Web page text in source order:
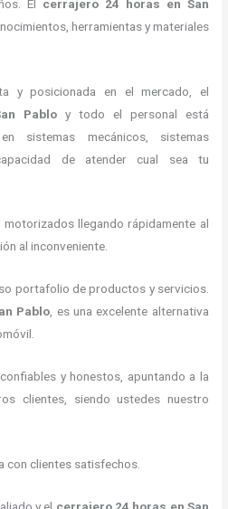
El cerrajero 24 horas en San
herramientas y materiales
y posicionada en el mercado, el
Pablo y todo el personal está
sistemas mecánicos, sistemas
de atender cual sea tu
llegando rápidamente al
al inconveniente.
portafolio de productos y servicios.
Pablo, es una excelente alternativa
y honestos, apuntando a la
clientes, siendo ustedes nuestro
con clientes satisfechos.